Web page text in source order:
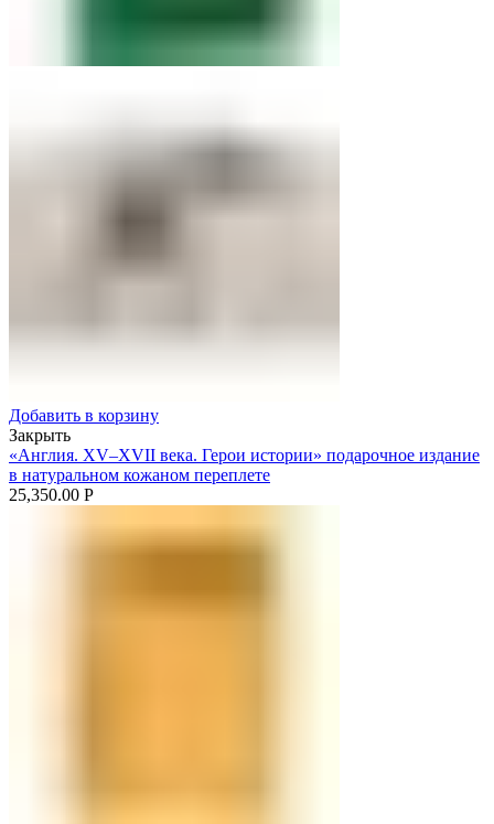
Добавить в корзину
Закрыть
«Англия. XV–XVII века. Герои истории» подарочное издание
в натуральном кожаном переплете
25,350.00 Р